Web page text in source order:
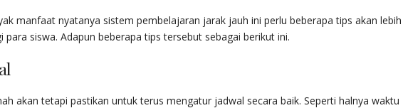
manfaat nyatanya sistem pembelajaran jarak jauh ini perlu beberapa tips akan lebih
siswa. Adapun beberapa tips tersebut sebagai berikut ini.
akan tetapi pastikan untuk terus mengatur jadwal secara baik. Seperti halnya waktu